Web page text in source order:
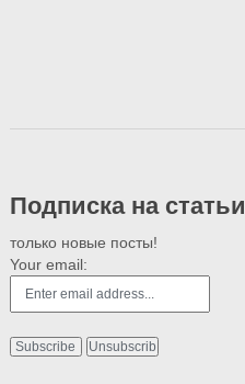
Подписка на статьи
только новые посты!
Your email: